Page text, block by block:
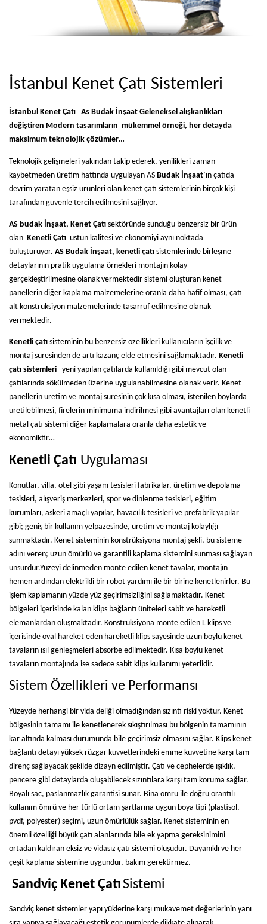
İstanbul Kenet Çatı Sistemleri
İstanbul Kenet Çatı As Budak İnşaat Geleneksel alışkanlıkları
değiştiren Modern tasarımların mükemmel örneği, her detayda
maksimum teknolojik çözümler…
Teknolojik gelişmeleri yakından takip ederek, yenilikleri zaman
kaybetmeden üretim hattında uygulayan AS Budak İnşaat’ın çatıda
devrim yaratan eşsiz ürünleri olan kenet çatı sistemlerinin birçok kişi
tarafından güvenle tercih edilmesini sağlıyor.
AS budak İnşaat, Kenet Çatı sektöründe sunduğu benzersiz bir ürün
olan Kenetli Çatı üstün kalitesi ve ekonomiyi aynı noktada
buluşturuyor. AS Budak İnşaat, kenetli çatı sistemlerinde birleşme
detaylarının pratik uygulama örnekleri montajın kolay
gerçekleştirilmesine olanak vermektedir sistemi oluşturan kenet
panellerin diğer kaplama malzemelerine oranla daha hafif olması, çatı
alt konstrüksiyon malzemelerinde tasarruf edilmesine olanak
vermektedir.
Kenetli çatı sisteminin bu benzersiz özellikleri kullanıcıların işçilik ve
montaj süresinden de artı kazanç elde etmesini sağlamaktadır. Kenetli
çatı sistemleri yeni yapılan çatılarda kullanıldığı gibi mevcut olan
çatılarında sökülmeden üzerine uygulanabilmesine olanak verir. Kenet
panellerin üretim ve montaj süresinin çok kısa olması, istenilen boylarda
üretilebilmesi, firelerin minimuma indirilmesi gibi avantajları olan kenetli
metal çatı sistemi diğer kaplamalara oranla daha estetik ve
ekonomiktir…
Kenetli Çatı Uygulaması
Konutlar, villa, otel gibi yaşam tesisleri fabrikalar, üretim ve depolama
tesisleri, alışveriş merkezleri, spor ve dinlenme tesisleri, eğitim
kurumları, askeri amaçlı yapılar, havacılık tesisleri ve prefabrik yapılar
gibi; geniş bir kullanım yelpazesinde, üretim ve montaj kolaylığı
sunmaktadır. Kenet sisteminin konstrüksiyona montaj şekli, bu sisteme
adını veren; uzun ömürlü ve garantili kaplama sistemini sunması sağlayan
unsurdur.Yüzeyi delinmeden monte edilen kenet tavalar, montajın
hemen ardından elektrikli bir robot yardımı ile bir birine kenetlenirler. Bu
işlem kaplamanın yüzde yüz geçirimsizliğini sağlamaktadır. Kenet
bölgeleri içerisinde kalan klips bağlantı üniteleri sabit ve hareketli
elemanlardan oluşmaktadır. Konstrüksiyona monte edilen L klips ve
içerisinde oval hareket eden hareketli klips sayesinde uzun boylu kenet
tavaların ısıl genleşmeleri absorbe edilmektedir. Kısa boylu kenet
tavaların montajında ise sadece sabit klips kullanımı yeterlidir.
Sistem Özellikleri ve Performansı
Yüzeyde herhangi bir vida deliği olmadığından sızıntı riski yoktur. Kenet
bölgesinin tamamı ile kenetlenerek sıkıştırılması bu bölgenin tamamının
kar altında kalması durumunda bile geçirimsiz olmasını sağlar. Klips kenet
bağlantı detayı yüksek rüzgar kuvvetlerindeki emme kuvvetine karşı tam
direnç sağlayacak şekilde dizayn edilmiştir. Çatı ve cephelerde ışıklık,
pencere gibi detaylarda oluşabilecek sızıntılara karşı tam koruma sağlar.
Boyalı sac, paslanmazlık garantisi sunar. Bina ömrü ile doğru orantılı
kullanım ömrü ve her türlü ortam şartlarına uygun boya tipi (plastisol,
pvdf, polyester) seçimi, uzun ömürlülük sağlar. Kenet sisteminin en
önemli özelliği büyük çatı alanlarında bile ek yapma gereksinimini
ortadan kaldıran eksiz ve vidasız çatı sistemi oluşudur. Dayanıklı ve her
çeşit kaplama sistemine uygundur, bakım gerektirmez.
Sandviç Kenet Çatı Sistemi
Sandviç kenet sistemler yapı yüklerine karşı mukavemet değerlerinin yanı